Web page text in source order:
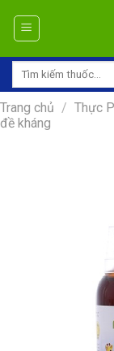
Tìm
Trang chủ / Thực
đề kháng